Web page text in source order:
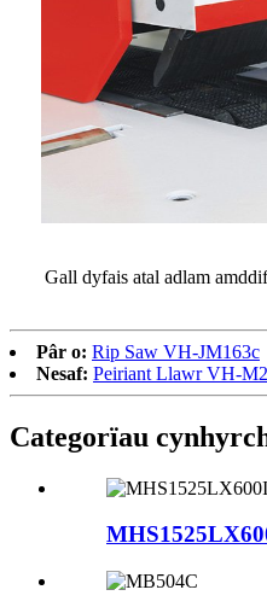
Gall dyfais atal adlam
Pâr o: Rip Saw VH-JM163c
Nesaf: Peiriant Llawr VH-
Categorïau